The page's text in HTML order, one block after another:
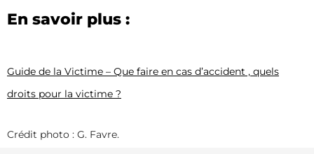
En savoir plus :
Guide de la Victime – Que faire en cas d’accident , quels
droits pour la victime ?
Crédit photo : G. Favre.